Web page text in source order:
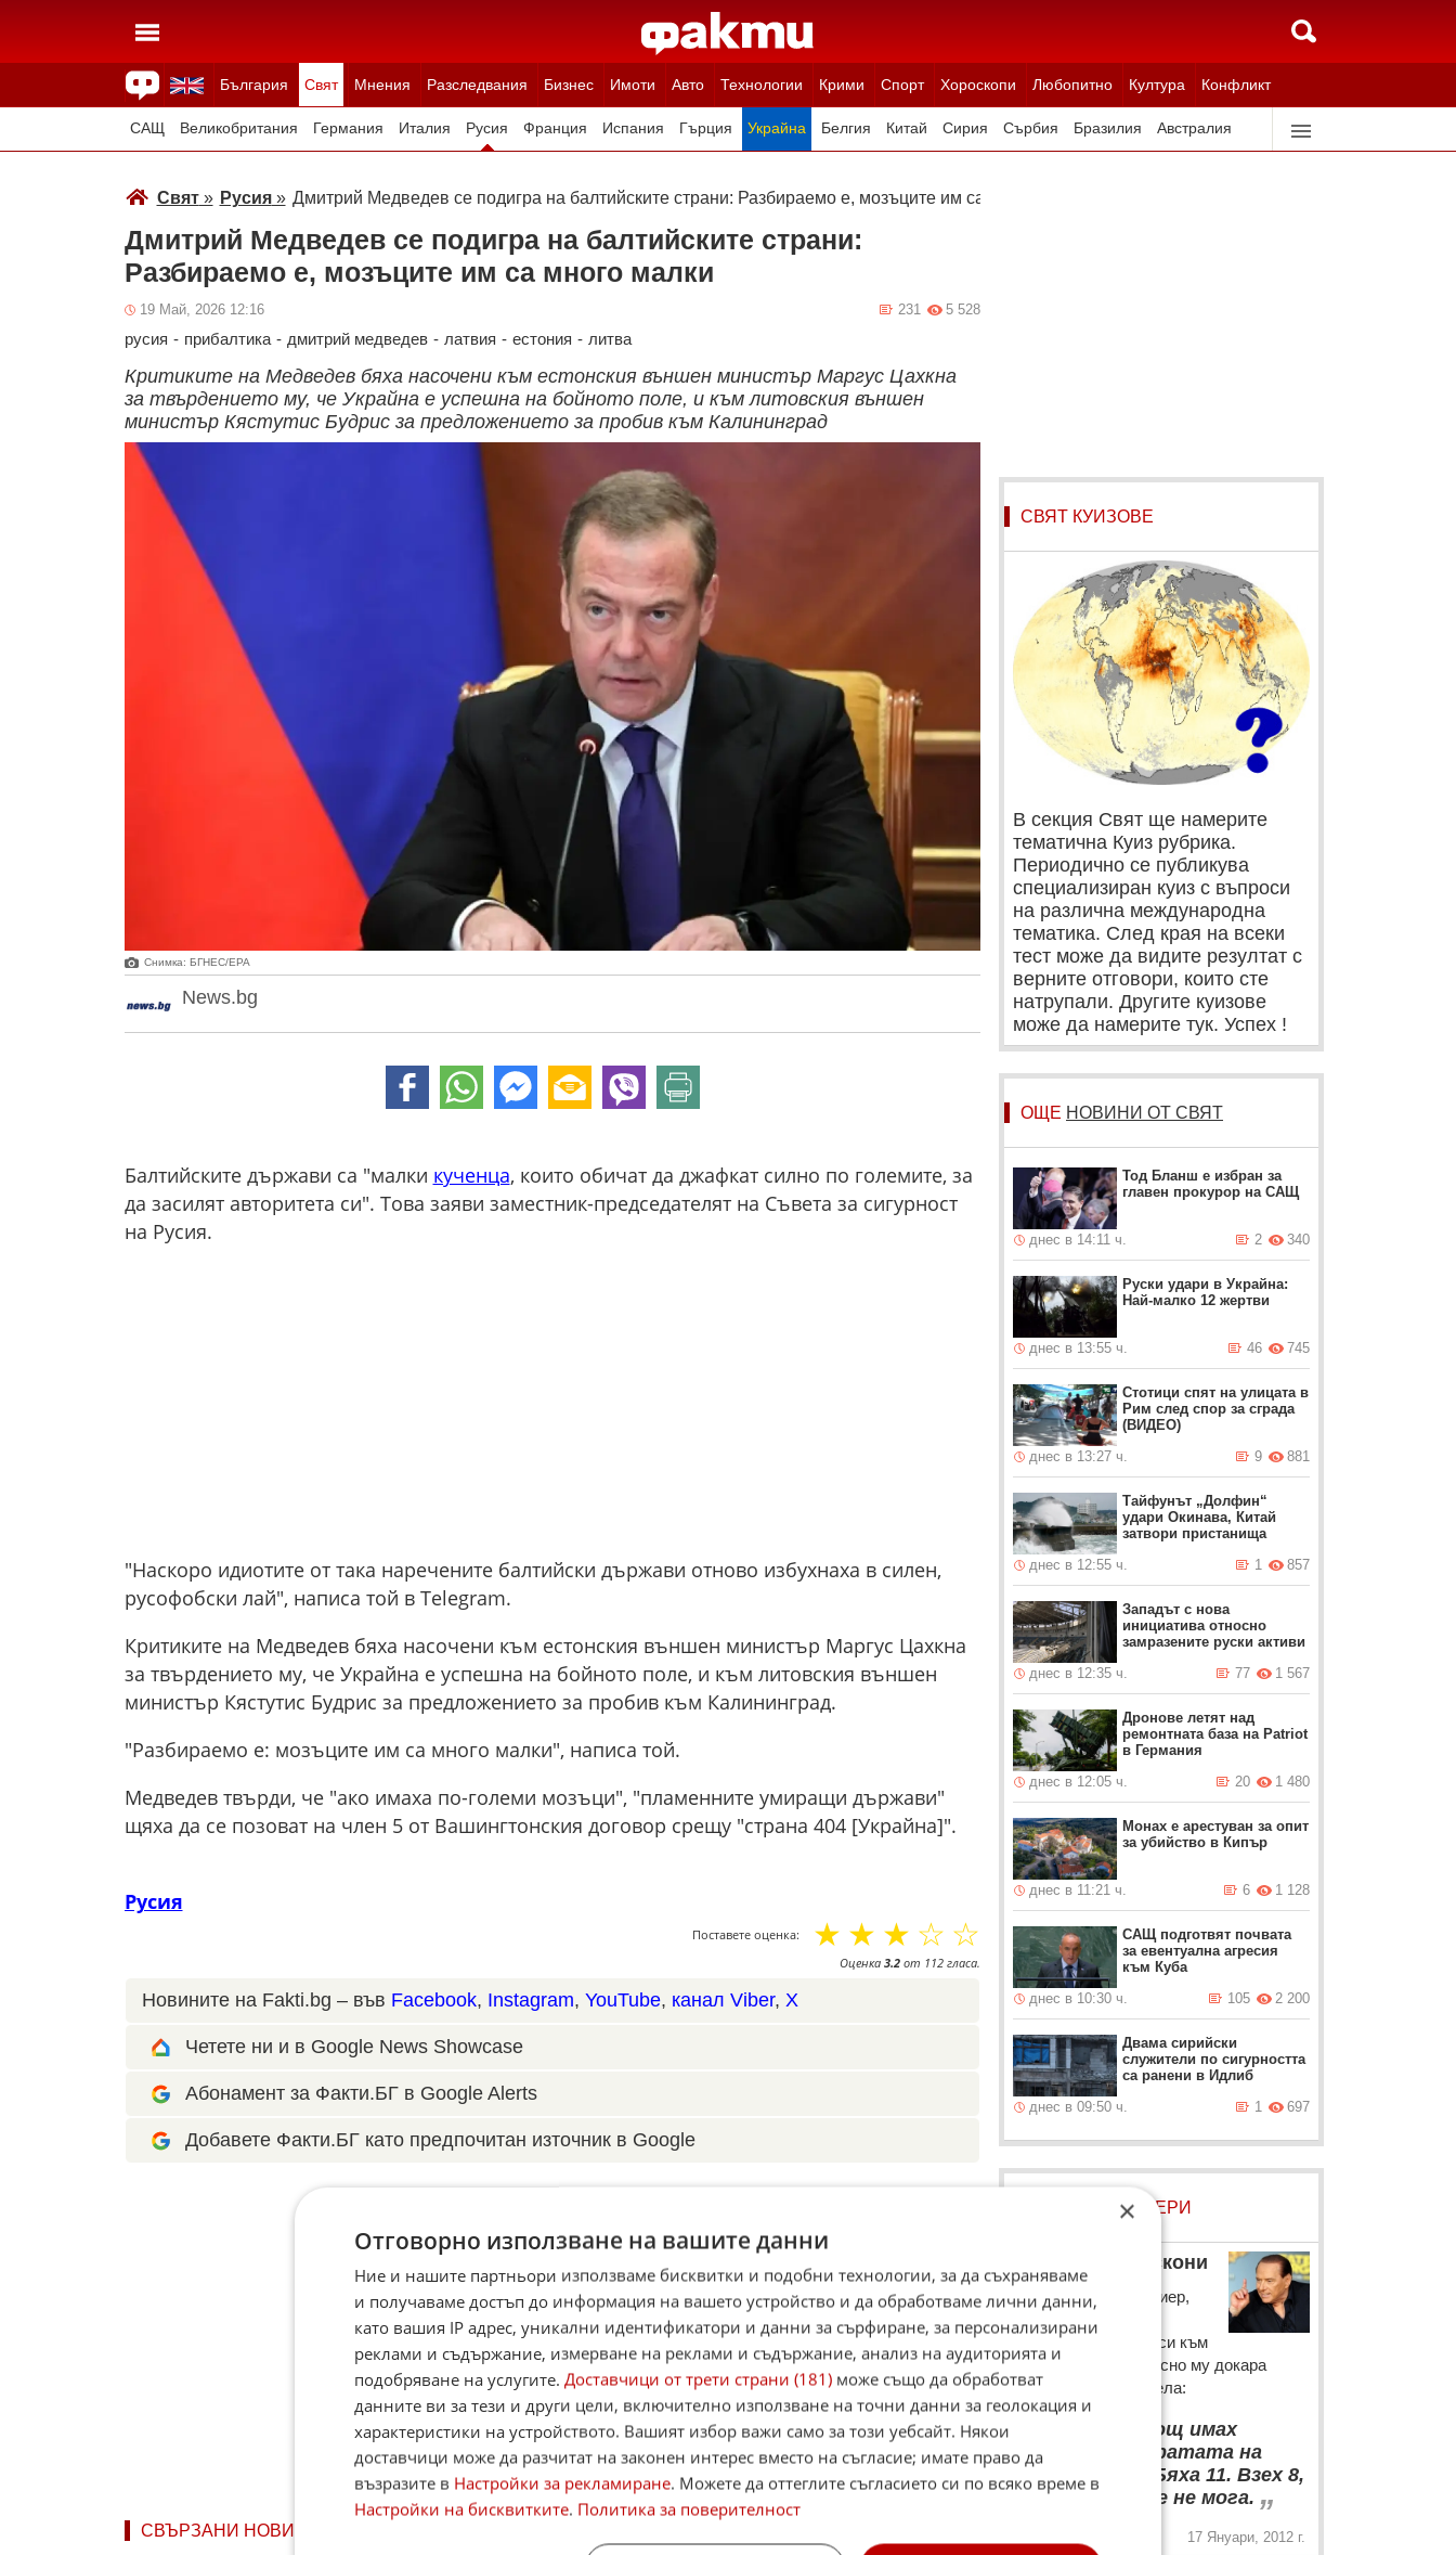
България Свят Мнения Разследвания Бизнес Имоти Авто Технологии Крими Спорт Хороскопи Любопитно Култура Конфликт
Здраве Времето Анкети Вицове Куизове
САЩ Великобритания Германия Италия Русия Франция Испания Гърция Украйна Белгия Китай Сирия Сърбия Бразилия Австралия
Свят» Русия» Дмитрий Медведев се подигра на балтийските страни: Разбираемо е, мозъците им са много малки
Дмитрий Медведев се подигра на балтийските страни:
Разбираемо е, мозъците им са много малки
19 Май, 2026 12:16 5 528
231
русия - прибалтика - дмитрий медведев - латвия - естония - литва
Критиките на Медведев бяха насочени към естонския външен министър Маргус Цахкна
за твърдението му, че Украйна е успешна на бойното поле, и към литовския външен
министър Кястутис Будрис за предложението за пробив към Калининград
Снимка: БГНЕС/ЕРА
News.bg
Балтийските държави са "малки кученца, които обичат да джафкат силно по големите, за
да засилят авторитета си". Това заяви заместник-председателят на Съвета за сигурност
на Русия.
"Наскоро идиотите от така наречените балтийски държави отново избухнаха в силен,
русофобски лай", написа той в Telegram.
Критиките на Медведев бяха насочени към естонския външен министър Маргус Цахкна
за твърдението му, че Украйна е успешна на бойното поле, и към литовския външен
министър Кястутис Будрис за предложението за пробив към Калининград.
"Разбираемо е: мозъците им са много малки", написа той.
Медведев твърди, че "ако имаха по-големи мозъци", "пламенните умиращи държави"
щяха да се позоват на член 5 от Вашингтонския договор срещу "страна 404 [Украйна]".
Русия
Поставете оценка: ☆
☆
☆
☆
☆
Оценка 3.2от 112гласа.
Новините на Fakti.bg – във Facebook, Instagram, YouTube, канал Viber, X
Четете ни и в Google News Showcase
Абонамент за Факти.БГ в Google Alerts
Добавете Факти.БГ като предпочитан източник в Google
СВЪРЗАНИ НОВИНИ
СВЯТ КУИЗОВЕ
В секция Свят ще намерите
тематична Куиз рубрика.
Периодично се публикува
специализиран куиз с въпроси
на различна международна
тематика. След края на всеки
тест може да видите резултат с
верните отговори, които сте
натрупали. Другите куизове
може да намерите тук. Успех !
ОЩЕ НОВИНИ ОТ СВЯТ
Тод Бланш е избран за
главен прокурор на САЩ
днес в 14:11 ч. 340
2
Руски удари в Украйна:
Най-малко 12 жертви
днес в 13:55 ч. 745
46
Стотици спят на улицата в
Рим след спор за сграда
(ВИДЕО)
днес в 13:27 ч.
881
9
Тайфунът „Долфин“
удари Окинава, Китай
затвори пристанища
днес в 12:55 ч.
857
1
Западът с нова
инициатива относно
замразените руски активи
днес в 12:35 ч.
1 567
77
Дронове летят над
ремонтната база на Patriot
в Германия
днес в 12:05 ч.
1 480
20
Монах е арестуван за опит
за убийство в Кипър
днес в 11:21 ч. 1 128
6
САЩ подготвят почвата
за евентуална агресия
към Куба
днес в 10:30 ч.
2 200
105
Двама сирийски
служители по сигурността
са ранени в Идлиб
днес в 09:50 ч.
697
1
ЛОВЦИ НА БИСЕРИ
Силвио Берлускони
Италианският премиер,
обяснява страстта си към
жените, която по-късно му докара
няколко съдебни дела:
“
Миналата нощ имах
опашка пред вратата на
спалнята ми. Бяха 11. Взех 8,
защото повече не мога. „
17 Януари, 2012 г.
×
Отговорно използване на вашите данни
Ние и нашите партньори използваме бисквитки и подобни технологии, за да съхраняваме
и получаваме достъп до информация на вашето устройство и да обработваме лични данни,
като вашия IP адрес, уникални идентификатори и данни за сърфиране, за персонализирани
реклами и съдържание, измерване на реклами и съдържание, анализ на аудиторията и
подобряване на услугите. Доставчици от трети страни (181) може също да обработват
данните ви за тези и други цели, включително използване на точни данни за геолокация и
характеристики на устройството. Вашият избор важи само за този уебсайт. Някои
доставчици може да разчитат на законен интерес вместо на съгласие; имате право да
възразите в Настройки за рекламиране. Можете да оттеглите съгласието си по всяко време в
Настройки на бисквитките. Политика за поверителност